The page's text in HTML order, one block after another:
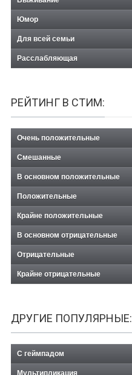
Юмор
Для всей семьи
Расслабляющая
РЕЙТИНГ В СТИМ:
Очень положительные
Смешанные
В основном положительные
Положительные
Крайне положительные
В основном отрицательные
Отрицательные
Крайне отрицательные
ДРУГИЕ ПОПУЛЯРНЫЕ:
С геймпадом
Мультипликация